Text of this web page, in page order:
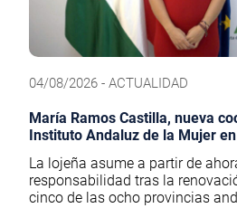
04/08/2026 - ACTUALIDAD
María Ramos Castilla, nueva
Instituto Andaluz de la Mujer
La lojeña asume a partir de
responsabilidad tras la
cinco de las ocho provincias